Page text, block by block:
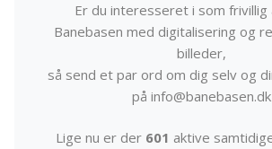
Er du interesseret i som
Banebasen med digitalisering og
billeder,
så send et par ord om dig selv og
på info@banebasen.dk
Lige nu er der 601 aktive